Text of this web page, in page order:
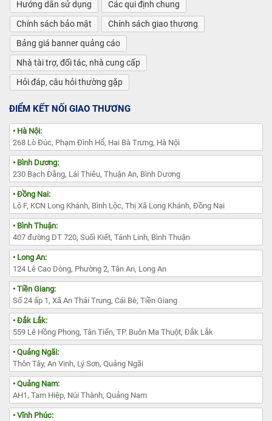
Hướng dẫn sử dụng
Các qui định chung
Chính sách bảo mật
Chính sách giao thương
Bảng giá banner quảng cáo
Nhà tài trợ, đối tác, nhà cung cấp
Hỏi đáp, câu hỏi thường gặp
ĐIỂM KẾT NỐI GIAO THƯƠNG
• Hà Nội:
268 Lò Đúc, Phạm Đình Hổ, Hai Bà Trưng, Hà Nội
• Bình Dương:
230 Bạch Đằng, Lái Thiêu, Thuận An, Bình Dương
• Đồng Nai:
Lô F, KCN Long Khánh, Bình Lộc, Thị Xã Long Khánh, Đồng Nai
• Bình Thuận:
407 đường DT 720, Suối Kiết, Tánh Linh, Bình Thuận
• Long An:
124 Lê Cao Dòng, Phường 2, Tân An, Long An
• Tiền Giang:
Số 24 ấp 1, Xã An Thái Trung, Cái Bè, Tiền Giang
• Đắk Lắk:
559 Lê Hồng Phong, Tân Tiến, TP. Buôn Ma Thuột, Đắk Lắk
• Quảng Ngãi:
Thôn Tây, An Vinh, Lý Sơn, Quảng Ngãi
• Quảng Nam:
AH1, Tam Hiệp, Núi Thành, Quảng Nam
• Vĩnh Phúc: